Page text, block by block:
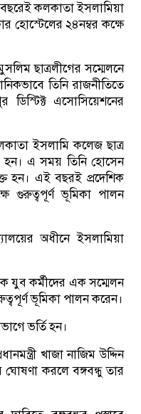
বছরেই কলকাতা ইসলামিয়া
হোস্টেলের ২৪নম্বর কক্ষে
ছাত্রলীগের সম্মেলনে
তিনি রাজনীতিতে
এসোসিয়েশনের
ইসলামি কলেজ ছাত্র
হন। এ সময় তিনি হোসেন
হন। এই বছরই প্রদেশিক
গুরুত্বপূর্ণ ভূমিকা পালন
অধীনে ইসলামিয়া
যুব কর্মীদের এক সম্মেলন
ভূমিকা পালন করেন।
ভর্তি হন।
খাজা নাজিম উদ্দিন
ঘোষণা করলে বঙ্গবন্ধু তার